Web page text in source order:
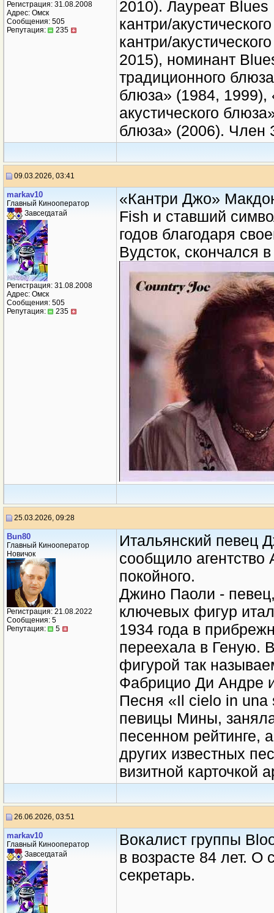
Регистрация: 31.08.2008
Адрес: Омск
Сообщения: 505
Репутация:
235
2010). Лауреат
кантри/
кантри/
2015), номинант
традиционного
блюза» (1984, 1999),
акустического
блюза» (2006). Член
09.03.2026, 03:41
markav10
Главный Кинооператор
Завсегдатай
Регистрация: 31.08.2008
Адрес: Омск
Сообщения: 505
Репутация:
235
«Кантри Джо»
Fish и ставший
годов благодаря
Вудсток, скончался
25.03.2026, 09:28
Bun80
Главный Кинооператор
Новичок
Регистрация: 21.08.2022
Сообщения: 5
Репутация:
5
Итальянский певец
сообщило агентство
покойного.
Джино Паоли -
ключевых фигур
1934 года в
переехала в Геную.
фигурой так
Фабрицио Ди Андре
Песня «Il cielo in una
певицы Мины,
песенном рейтинге,
других известных
визитной карточкой
26.06.2026, 03:51
markav10
Главный Кинооператор
Завсегдатай
Вокалист группы
в возрасте 84 лет. О
секретарь.